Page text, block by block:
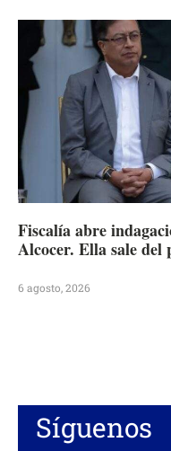
Fiscalía abre
Alcocer. Ella sale del
6 agosto, 2026
Síguenos